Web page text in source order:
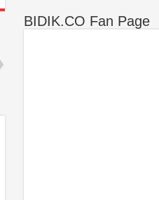
BIDIK.CO Fan Page